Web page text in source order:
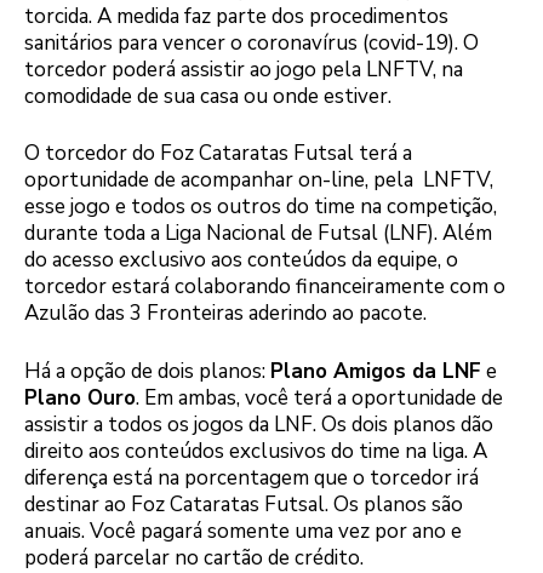
torcida. A medida faz parte dos procedimentos
sanitários para vencer o coronavírus (covid-19). O
torcedor poderá assistir ao jogo pela LNFTV, na
comodidade de sua casa ou onde estiver.
O torcedor do Foz Cataratas Futsal terá a
oportunidade de acompanhar on-line, pela LNFTV,
esse jogo e todos os outros do time na competição,
durante toda a Liga Nacional de Futsal (LNF). Além
do acesso exclusivo aos conteúdos da equipe, o
torcedor estará colaborando financeiramente com o
Azulão das 3 Fronteiras aderindo ao pacote.
Há a opção de dois planos: Plano Amigos da LNF e
Plano Ouro. Em ambas, você terá a oportunidade de
assistir a todos os jogos da LNF. Os dois planos dão
direito aos conteúdos exclusivos do time na liga. A
diferença está na porcentagem que o torcedor irá
destinar ao Foz Cataratas Futsal. Os planos são
anuais. Você pagará somente uma vez por ano e
poderá parcelar no cartão de crédito.